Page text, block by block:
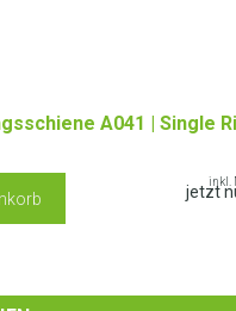
A041 | Single
jetzt
inkl.